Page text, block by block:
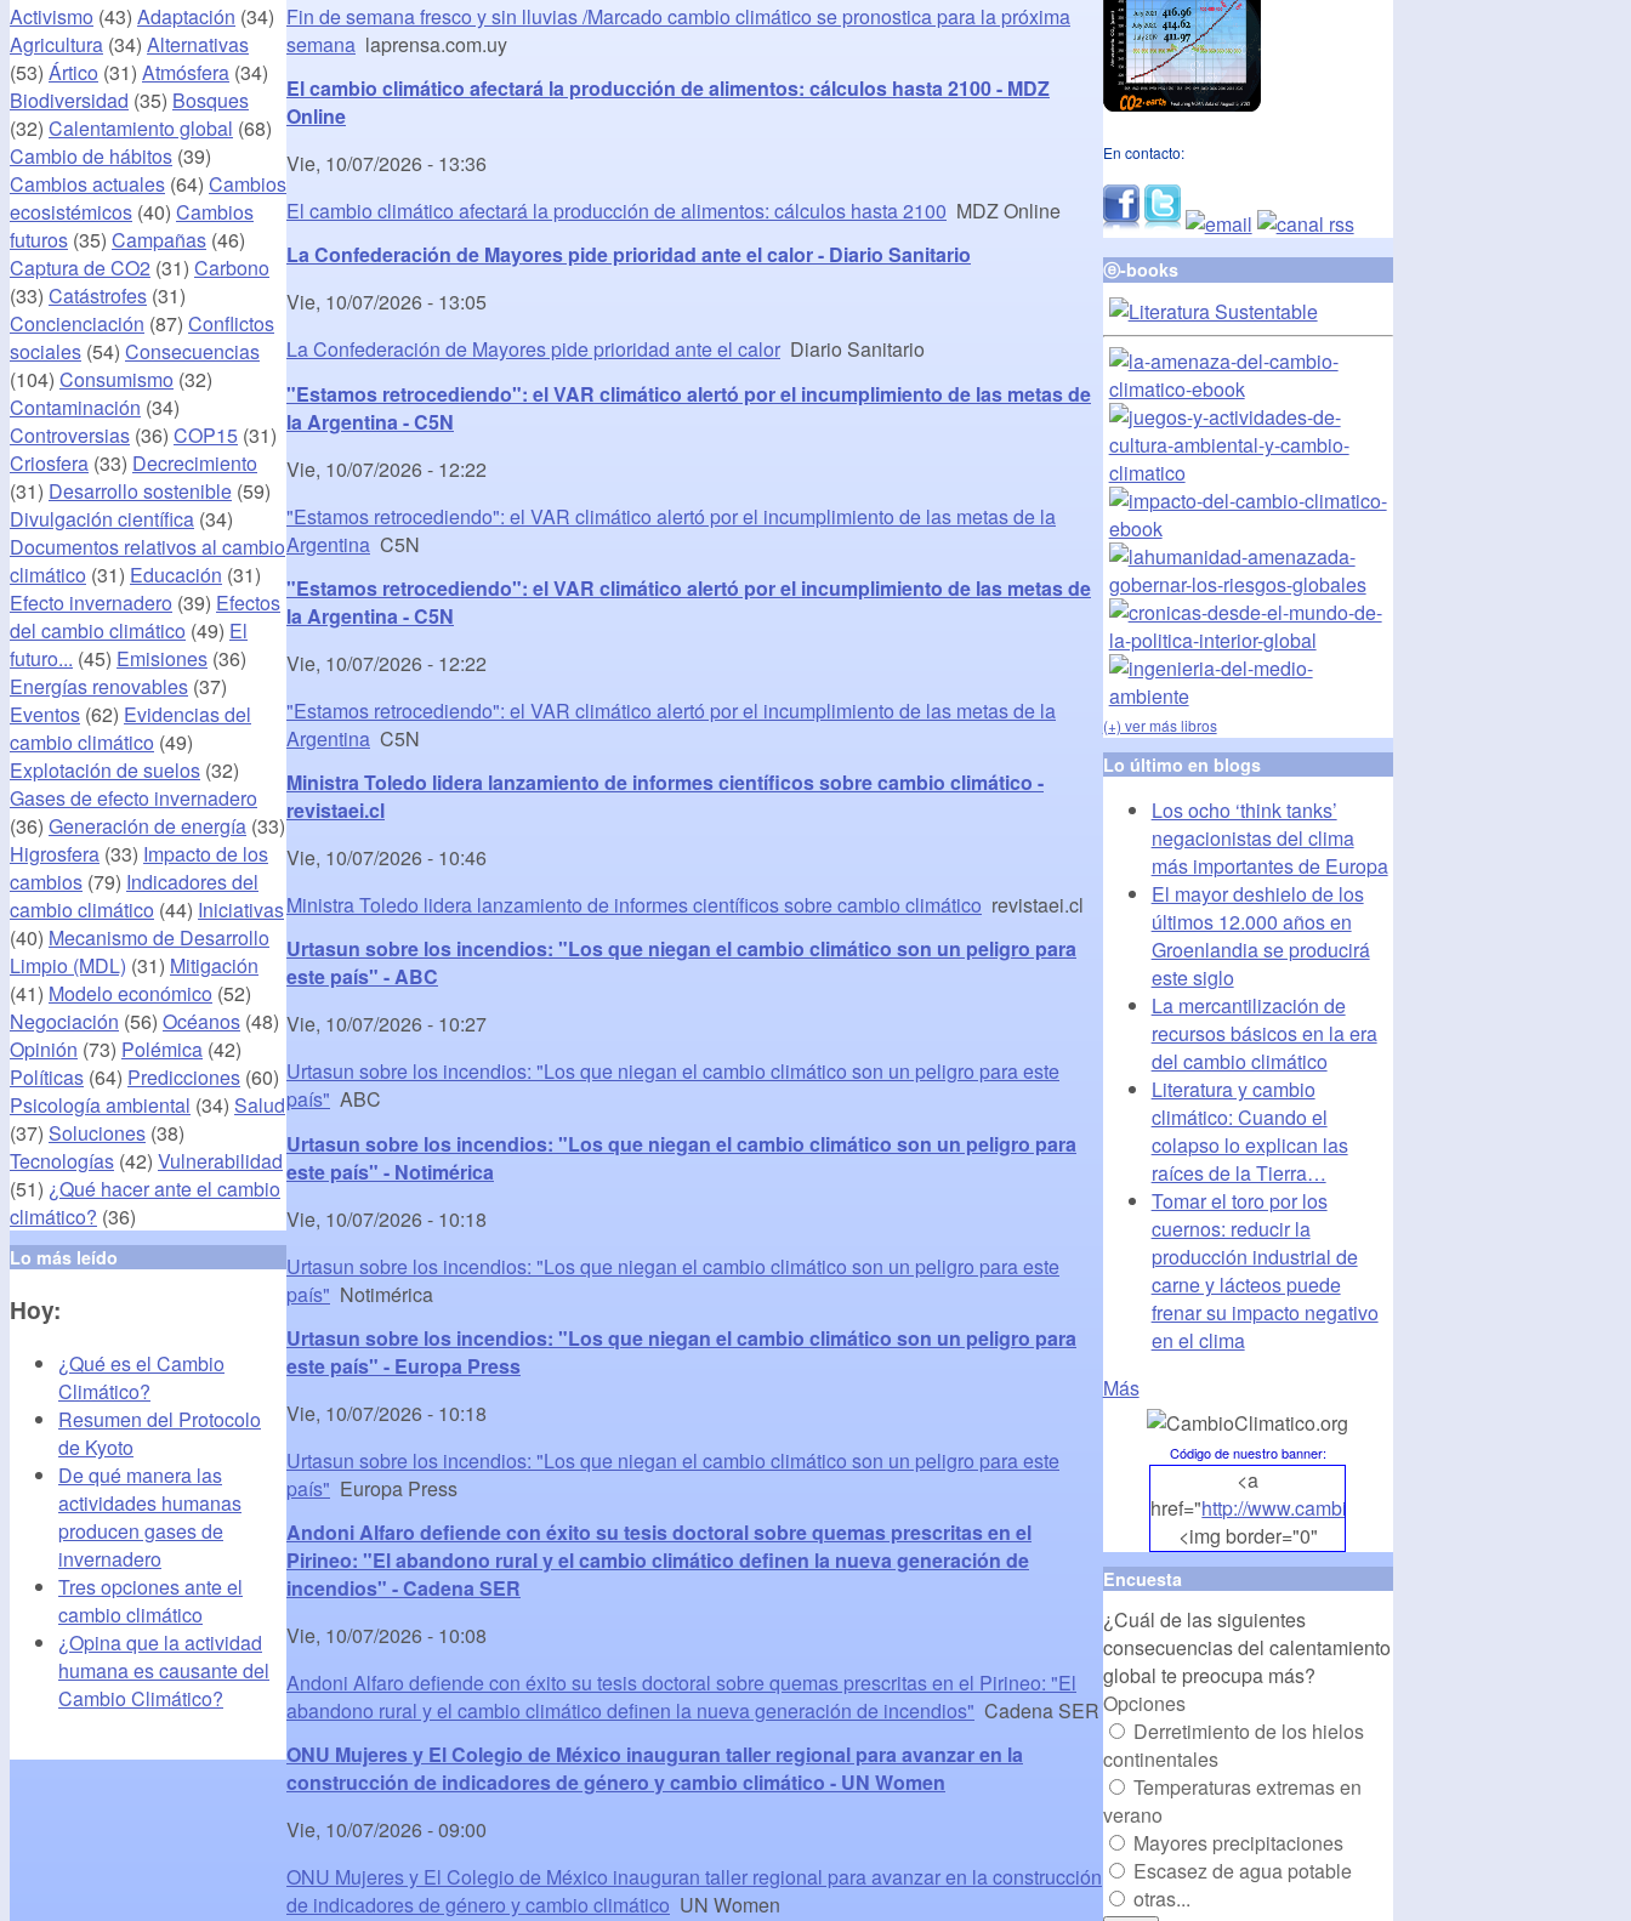
Fin de semana fresco y sin lluvias /Marcado cambio climático se pronostica para la próxima
semana laprensa.com.uy
El cambio climático afectará la producción de alimentos: cálculos hasta 2100 - MDZ
Online
Vie, 10/07/2026 - 13:36
El cambio climático afectará la producción de alimentos: cálculos hasta 2100 MDZ Online
La Confederación de Mayores pide prioridad ante el calor - Diario Sanitario
Vie, 10/07/2026 - 13:05
La Confederación de Mayores pide prioridad ante el calor Diario Sanitario
"Estamos retrocediendo": el VAR climático alertó por el incumplimiento de las metas de
la Argentina - C5N
Vie, 10/07/2026 - 12:22
"Estamos retrocediendo": el VAR climático alertó por el incumplimiento de las metas de la
Argentina C5N
"Estamos retrocediendo": el VAR climático alertó por el incumplimiento de las metas de
la Argentina - C5N
Vie, 10/07/2026 - 12:22
"Estamos retrocediendo": el VAR climático alertó por el incumplimiento de las metas de la
Argentina C5N
Ministra Toledo lidera lanzamiento de informes científicos sobre cambio climático -
revistaei.cl
Vie, 10/07/2026 - 10:46
Ministra Toledo lidera lanzamiento de informes científicos sobre cambio climático revistaei.cl
Urtasun sobre los incendios: "Los que niegan el cambio climático son un peligro para
este país" - ABC
Vie, 10/07/2026 - 10:27
Urtasun sobre los incendios: "Los que niegan el cambio climático son un peligro para este
país" ABC
Urtasun sobre los incendios: "Los que niegan el cambio climático son un peligro para
este país" - Notimérica
Vie, 10/07/2026 - 10:18
Urtasun sobre los incendios: "Los que niegan el cambio climático son un peligro para este
país" Notimérica
Urtasun sobre los incendios: "Los que niegan el cambio climático son un peligro para
este país" - Europa Press
Vie, 10/07/2026 - 10:18
Urtasun sobre los incendios: "Los que niegan el cambio climático son un peligro para este
país" Europa Press
Andoni Alfaro defiende con éxito su tesis doctoral sobre quemas prescritas en el
Pirineo: "El abandono rural y el cambio climático definen la nueva generación de
incendios" - Cadena SER
Vie, 10/07/2026 - 10:08
Andoni Alfaro defiende con éxito su tesis doctoral sobre quemas prescritas en el Pirineo: "El
abandono rural y el cambio climático definen la nueva generación de incendios" Cadena SER
ONU Mujeres y El Colegio de México inauguran taller regional para avanzar en la
construcción de indicadores de género y cambio climático - UN Women
Vie, 10/07/2026 - 09:00
ONU Mujeres y El Colegio de México inauguran taller regional para avanzar en la construcción
de indicadores de género y cambio climático UN Women
Activismo (43) Adaptación (34)
Agricultura (34) Alternativas
(53) Ártico (31) Atmósfera (34)
Biodiversidad (35) Bosques
(32) Calentamiento global (68)
Cambio de hábitos (39)
Cambios actuales (64) Cambios
ecosistémicos (40) Cambios
futuros (35) Campañas (46)
Captura de CO2 (31) Carbono
(33) Catástrofes (31)
Concienciación (87) Conflictos
sociales (54) Consecuencias
(104) Consumismo (32)
Contaminación (34)
Controversias (36) COP15 (31)
Criosfera (33) Decrecimiento
(31) Desarrollo sostenible (59)
Divulgación científica (34)
Documentos relativos al cambio
climático (31) Educación (31)
Efecto invernadero (39) Efectos
del cambio climático (49) El
futuro... (45) Emisiones (36)
Energías renovables (37)
Eventos (62) Evidencias del
cambio climático (49)
Explotación de suelos (32)
Gases de efecto invernadero
(36) Generación de energía (33)
Higrosfera (33) Impacto de los
cambios (79) Indicadores del
cambio climático (44) Iniciativas
(40) Mecanismo de Desarrollo
Limpio (MDL) (31) Mitigación
(41) Modelo económico (52)
Negociación (56) Océanos (48)
Opinión (73) Polémica (42)
Políticas (64) Predicciones (60)
Psicología ambiental (34) Salud
(37) Soluciones (38)
Tecnologías (42) Vulnerabilidad
(51) ¿Qué hacer ante el cambio
climático? (36)
Lo más leído
Hoy:
¿Qué es el Cambio
Climático?
Resumen del Protocolo
de Kyoto
De qué manera las
actividades humanas
producen gases de
invernadero
Tres opciones ante el
cambio climático
¿Opina que la actividad
humana es causante del
Cambio Climático?
En contacto:
ⓔ-books
(+) ver más libros
Lo último en blogs
Los ocho ‘think tanks’
negacionistas del clima
más importantes de Europa
El mayor deshielo de los
últimos 12.000 años en
Groenlandia se producirá
este siglo
La mercantilización de
recursos básicos en la era
del cambio climático
Literatura y cambio
climático: Cuando el
colapso lo explican las
raíces de la Tierra…
Tomar el toro por los
cuernos: reducir la
producción industrial de
carne y lácteos puede
frenar su impacto negativo
en el clima
Más
Código de nuestro banner:
<a
href="http://www.cambioclimatico.org
<img border="0"
align="middle"
src="http://www.cambioclimatico.org/banners/
alt="CambioClimatico.org"
/></a>
Encuesta
¿Cuál de las siguientes
consecuencias del calentamiento
global te preocupa más?
Opciones
Derretimiento de los hielos
continentales
Temperaturas extremas en
verano
Mayores precipitaciones
Escasez de agua potable
otras...